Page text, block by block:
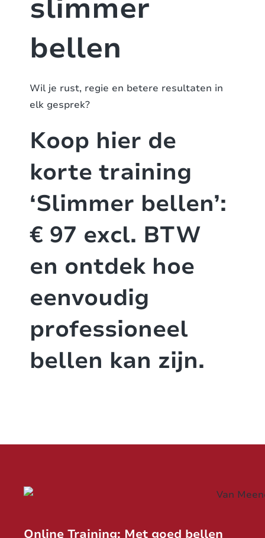
slimmer
bellen
Wil je rust, regie en betere resultaten in
elk gesprek?
Koop hier de
korte training
‘Slimmer bellen’:
€ 97 excl. BTW
en ontdek hoe
eenvoudig
professioneel
bellen kan zijn.
Online Training: Met goed bellen